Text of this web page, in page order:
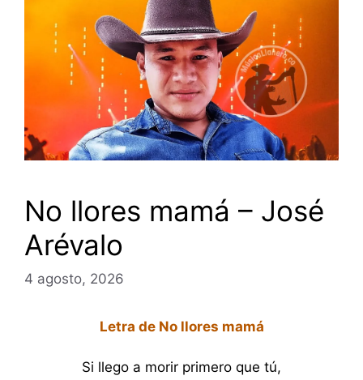
No llores mamá – José
Arévalo
4 agosto, 2026
Letra de No llores mamá
Si llego a morir primero que tú,